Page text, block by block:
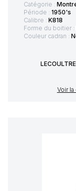
Catégorie :
Période : 1950's
Calibre : K818
Forme du boitier :
Couleur cadran :
Voir